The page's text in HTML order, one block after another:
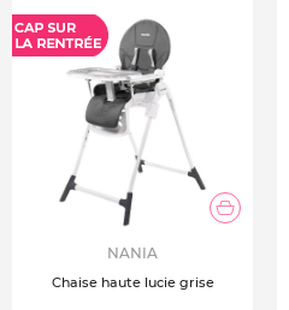
NANIA
Chaise haute lucie grise